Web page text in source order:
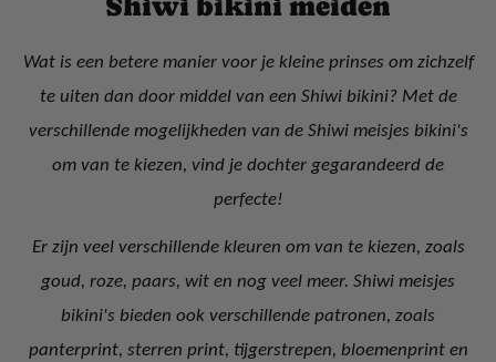
Wat is een betere manier voor je kleine prinses om zichzelf
te uiten dan door middel van een Shiwi bikini? Met de
verschillende mogelijkheden van de Shiwi meisjes bikini's
om van te kiezen, vind je dochter gegarandeerd de
perfecte!
Er zijn veel verschillende kleuren om van te kiezen, zoals
goud, roze, paars, wit en nog veel meer. Shiwi meisjes
bikini's bieden ook verschillende patronen, zoals
panterprint, sterren print, tijgerstrepen, bloemenprint en